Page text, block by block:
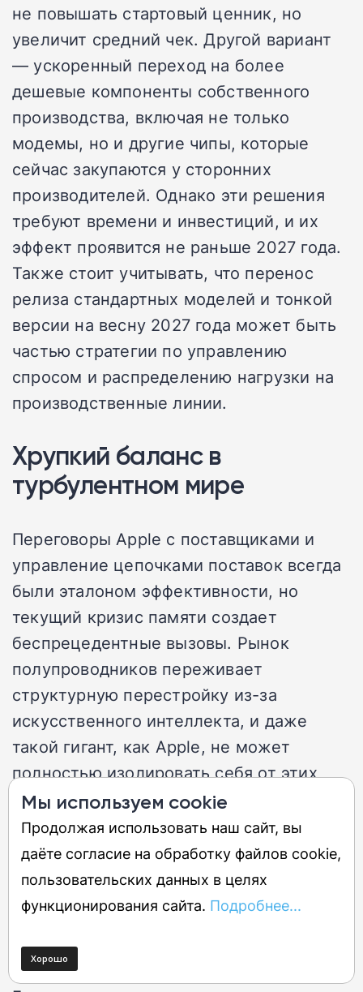
не повышать стартовый ценник, но
увеличит средний чек. Другой вариант
— ускоренный переход на более
дешевые компоненты собственного
производства, включая не только
модемы, но и другие чипы, которые
сейчас закупаются у сторонних
производителей. Однако эти решения
требуют времени и инвестиций, и их
эффект проявится не раньше 2027 года.
Также стоит учитывать, что перенос
релиза стандартных моделей и тонкой
версии на весну 2027 года может быть
частью стратегии по управлению
спросом и распределению нагрузки на
производственные линии.
Хрупкий баланс в
турбулентном мире
Переговоры Apple с поставщиками и
управление цепочками поставок всегда
были эталоном эффективности, но
текущий кризис памяти создает
беспрецедентные вызовы. Рынок
полупроводников переживает
структурную перестройку из-за
искусственного интеллекта, и даже
такой гигант, как Apple, не может
полностью изолировать себя от этих
процессов.
Главные риски для Apple и
потребителей
Основной риск заключается в том, что
текущие оценки J.P. Morgan могут
оказаться излишне оптимистичными.
Мы используем cookie
Продолжая использовать наш сайт, вы
даёте согласие на обработку файлов cookie,
пользовательских данных в целях
функционирования сайта. Подробнее...